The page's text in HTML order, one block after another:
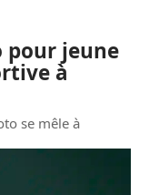
pour jeune
à
se mêle à